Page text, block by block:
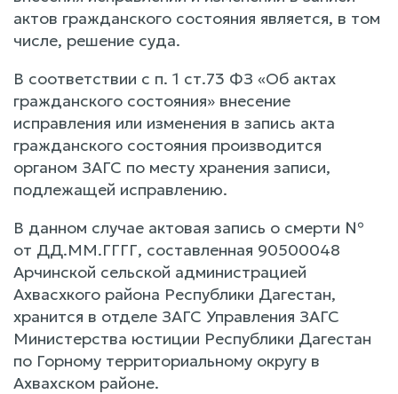
актов гражданского состояния является, в том
числе, решение суда.
В соответствии с п. 1 ст.73 ФЗ «Об актах
гражданского состояния» внесение
исправления или изменения в запись акта
гражданского состояния производится
органом ЗАГС по месту хранения записи,
подлежащей исправлению.
В данном случае актовая запись о смерти №
от ДД.ММ.ГГГГ, составленная 90500048
Арчинской сельской администрацией
Ахвасхкого района Республики Дагестан,
хранится в отделе ЗАГС Управления ЗАГС
Министерства юстиции Республики Дагестан
по Горному территориальному округу в
Ахвахском районе.